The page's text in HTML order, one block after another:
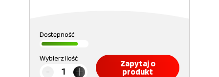
Dostępność
Wybierz ilość
Zapytaj o
produkt